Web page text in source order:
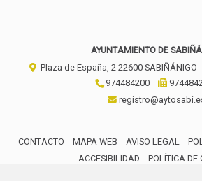
AYUNTAMIENTO DE
Plaza de España, 2 22600 SABIÑÁNIGO
974484200
CONTACTO MAPA WEB AVISO LEGAL
ACCESIBILIDAD
POLÍTICA DE